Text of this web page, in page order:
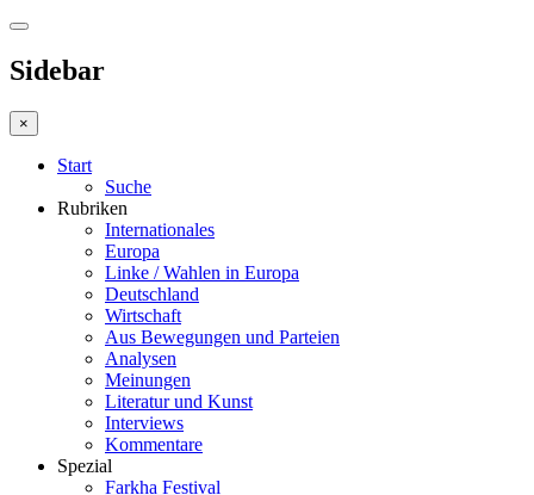
Sidebar
×
Start
Suche
Rubriken
Internationales
Europa
Linke / Wahlen in Europa
Deutschland
Wirtschaft
Aus Bewegungen und Parteien
Analysen
Meinungen
Literatur und Kunst
Interviews
Kommentare
Spezial
Farkha Festival